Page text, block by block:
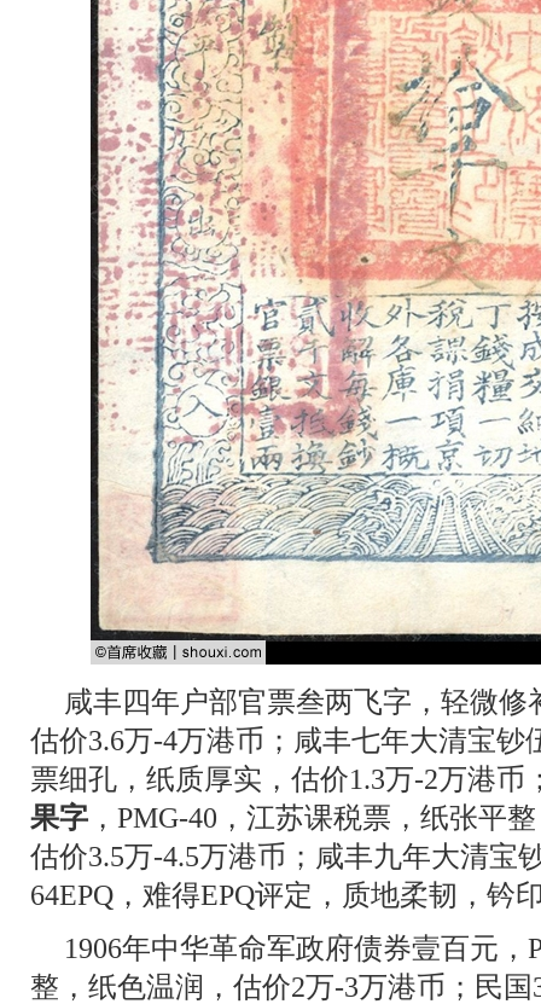
咸丰四年户部官票叁两飞字，轻微
估价3.6万-4万港币；咸丰七年大清宝钞
票细孔，纸质厚实，估价1.3万-2万港币
果字 ，PMG-40，江苏课税票，纸张平
估价3.5万-4.5万港币；咸丰九年大清宝
64EPQ，难得EPQ评定，质地柔韧，钤
1906年中华革命军政府债券壹百元，
整，纸色温润，估价2万-3万港币；民